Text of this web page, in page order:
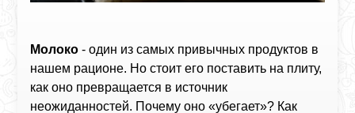
Молоко - один из самых привычных продуктов в
нашем рационе. Но стоит его поставить на плиту,
как оно превращается в источник
неожиданностей. Почему оно «убегает»? Как